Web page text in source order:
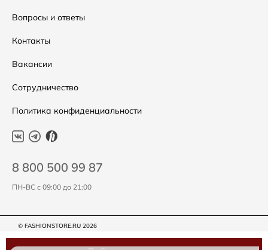
Подарочные сертификаты
Уход за одеждой
Вопросы и ответы
Контакты
Вакансии
Сотрудничество
Политика конфиденциальности
8 800 500 99 87
ПН-ВС с 09:00 до 21:00
© FASHIONSTORE.RU 2026